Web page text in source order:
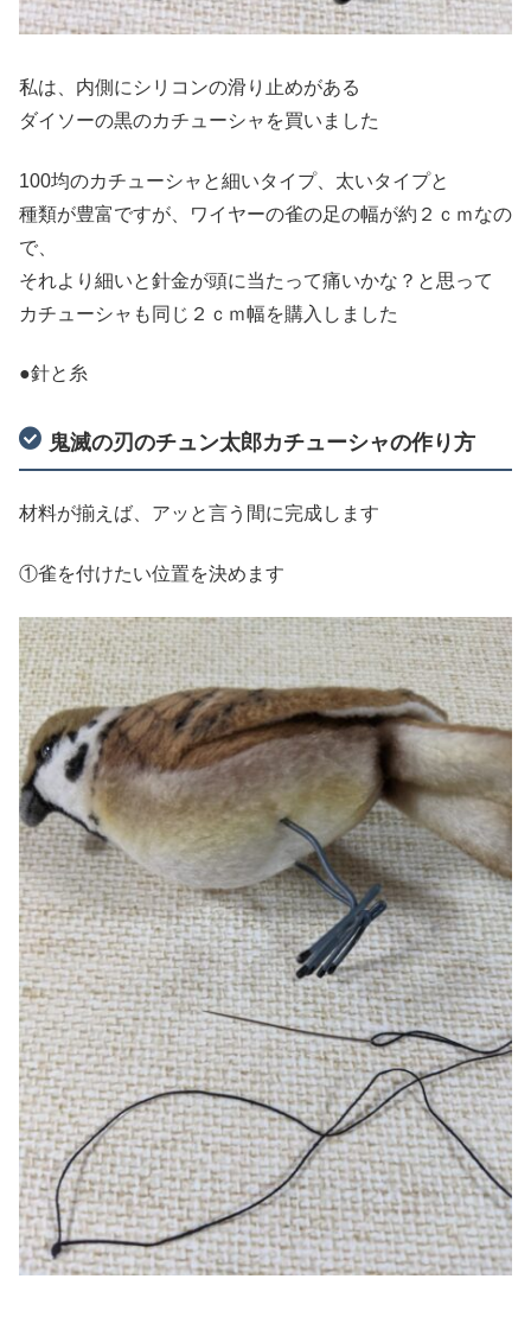
私は、内側にシリコンの滑り止めがある
ダイソーの黒のカチューシャを買いました
100均のカチューシャと細いタイプ、太いタイプと
種類が豊富ですが、ワイヤーの雀の足の幅が約２ｃｍなの
で、
それより細いと針金が頭に当たって痛いかな？と思って
カチューシャも同じ２ｃｍ幅を購入しました
●針と糸
鬼滅の刃のチュン太郎カチューシャの作り方
材料が揃えば、アッと言う間に完成します
①雀を付けたい位置を決めます